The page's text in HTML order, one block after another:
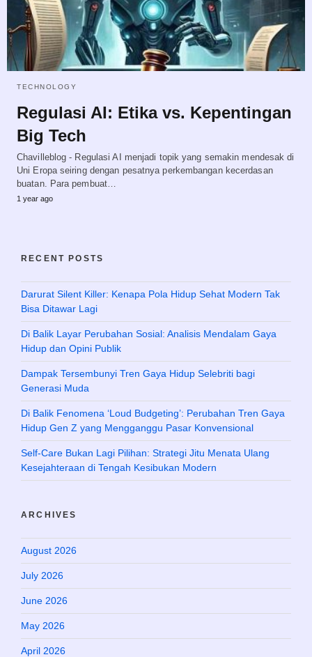
TECHNOLOGY
Regulasi AI: Etika vs. Kepentingan
Big Tech
Chavilleblog - Regulasi AI menjadi topik yang semakin mendesak di
Uni Eropa seiring dengan pesatnya perkembangan kecerdasan
buatan. Para pembuat…
1 year ago
RECENT POSTS
Darurat Silent Killer: Kenapa Pola Hidup Sehat Modern Tak
Bisa Ditawar Lagi
Di Balik Layar Perubahan Sosial: Analisis Mendalam Gaya
Hidup dan Opini Publik
Dampak Tersembunyi Tren Gaya Hidup Selebriti bagi
Generasi Muda
Di Balik Fenomena ‘Loud Budgeting’: Perubahan Tren Gaya
Hidup Gen Z yang Mengganggu Pasar Konvensional
Self-Care Bukan Lagi Pilihan: Strategi Jitu Menata Ulang
Kesejahteraan di Tengah Kesibukan Modern
ARCHIVES
August 2026
July 2026
June 2026
May 2026
April 2026